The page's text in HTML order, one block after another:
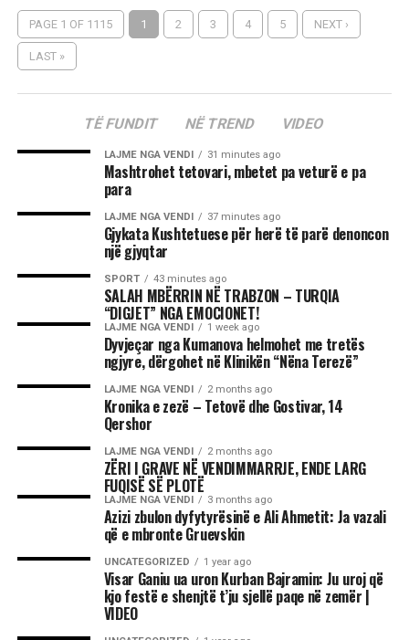
PAGE 1 OF 1115 1 2 3 4 5 NEXT ›
LAST »
TË FUNDIT NË TREND VIDEO
LAJME NGA VENDI 31 minutes ago
Mashtrohet tetovari, mbetet pa veturë e pa
para
LAJME NGA VENDI 37 minutes ago
Gjykata Kushtetuese për herë të parë denoncon
një gjyqtar
SPORT 43 minutes ago
SALAH MBËRRIN NË TRABZON – TURQIA
“DIGJET” NGA EMOCIONET!
LAJME NGA VENDI 1 week ago
Dyvjeçar nga Kumanova helmohet me tretës
ngjyre, dërgohet në Klinikën “Nëna Terezë”
LAJME NGA VENDI 2 months ago
Kronika e zezë – Tetovë dhe Gostivar, 14
Qershor
LAJME NGA VENDI 2 months ago
ZËRI I GRAVE NË VENDIMMARRJE, ENDE LARG
FUQISË SË PLOTË
LAJME NGA VENDI 3 months ago
Azizi zbulon dyfytyrësinë e Ali Ahmetit: Ja vazali
që e mbronte Gruevskin
UNCATEGORIZED 1 year ago
Visar Ganiu ua uron Kurban Bajramin: Ju uroj që
kjo festë e shenjtë t’ju sjellë paqe në zemër |
VIDEO